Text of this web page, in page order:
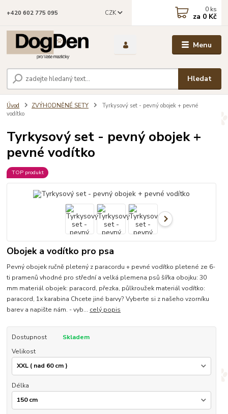
Menu
CZK
Hledat
+420 602 775 095 0 ks
za 0 Kč
Úvod ZVÝHODNĚNÉ SETY
Tyrkysový set - pevný obojek + pevné
vodítko
Tyrkysový set - pevný obojek +
pevné vodítko
TOP produkt
Obojek a vodítko pro psa
Pevný obojek ručně pletený z paracordu + pevné vodítko pletené ze 6-
ti pramenů vhodné pro střední a velká plemena psů šířka obojku: 30
mm materiál obojek: paracord, přezka, půlkroužek materiál vodítko:
paracord, 1x karabina Chcete jiné barvy? Vyberte si z našeho vzorníku
barev a napište nám. - vyb... celý popis
Dostupnost
Skladem
Velikost
Délka